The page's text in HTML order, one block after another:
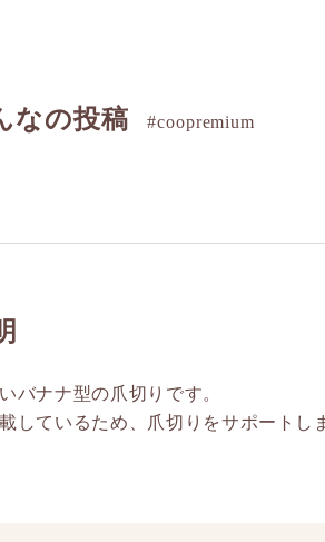
なの投稿 #coopremium
バナナ型の爪切りです。
しているため、爪切りをサポートし